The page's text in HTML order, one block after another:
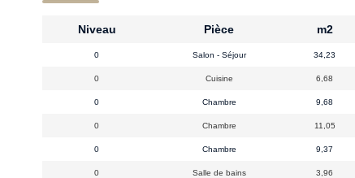
Niveau Pièce m2
0 Salon - Séjour 34,23
0 Cuisine 6,68
0 Chambre 9,68
0 Chambre 11,05
0 Chambre 9,37
0 Salle de bains 3,96